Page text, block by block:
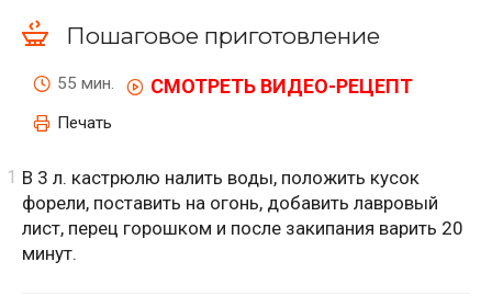
Пошаговое приготовление
55 мин. СМОТРЕТЬ ВИДЕО-РЕЦЕПТ
Печать
В 3 л. кастрюлю налить воды, положить кусок
форели, поставить на огонь, добавить лавровый
лист, перец горошком и после закипания варить 20
минут.